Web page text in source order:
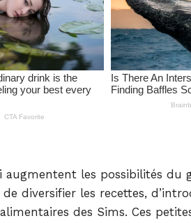
les possibilités du
diversifier les recettes,
des Sims. Ces